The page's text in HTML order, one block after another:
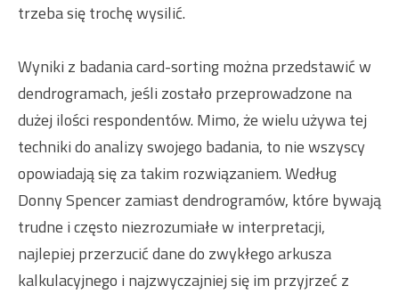
trzeba się trochę wysilić.
Wyniki z badania card-sorting można przedstawić w
dendrogramach, jeśli zostało przeprowadzone na
dużej ilości respondentów. Mimo, że wielu używa tej
techniki do analizy swojego badania, to nie wszyscy
opowiadają się za takim rozwiązaniem. Według
Donny Spencer zamiast dendrogramów, które bywają
trudne i często niezrozumiałe w interpretacji,
najlepiej przerzucić dane do zwykłego arkusza
kalkulacyjnego i najzwyczajniej się im przyjrzeć z